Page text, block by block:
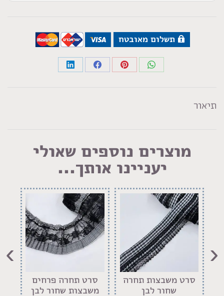
תשלום מאובטח
Share
Share
Share
Share
תיאור
מוצרים נוספים שאולי
יעניינו אותך...
סרט משבצות תחרה
שחור לבן
סרט תחרה פרחים
משבצות שחור לבן
‹
›